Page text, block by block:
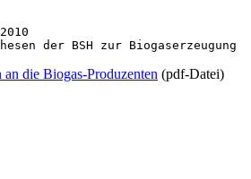
die Biogas-Produzenten (pdf-Datei)